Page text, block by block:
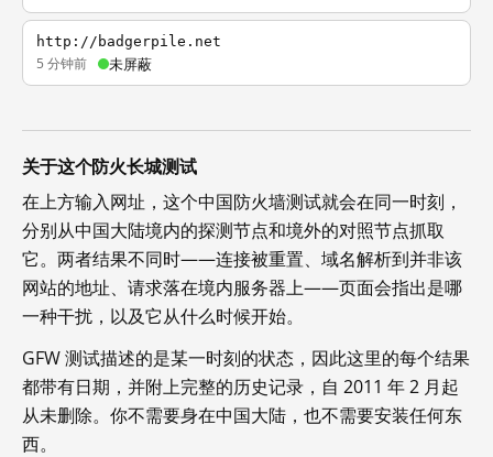
http://badgerpile.net
5 分钟前 未屏蔽
关于这个防火长城测试
在上方输入网址，这个中国防火墙测试就会在同一时刻，
分别从中国大陆境内的探测节点和境外的对照节点抓取
它。两者结果不同时——连接被重置、域名解析到并非该
网站的地址、请求落在境内服务器上——页面会指出是哪
一种干扰，以及它从什么时候开始。
GFW 测试描述的是某一时刻的状态，因此这里的每个结果
都带有日期，并附上完整的历史记录，自 2011 年 2 月起
从未删除。你不需要身在中国大陆，也不需要安装任何东
西。